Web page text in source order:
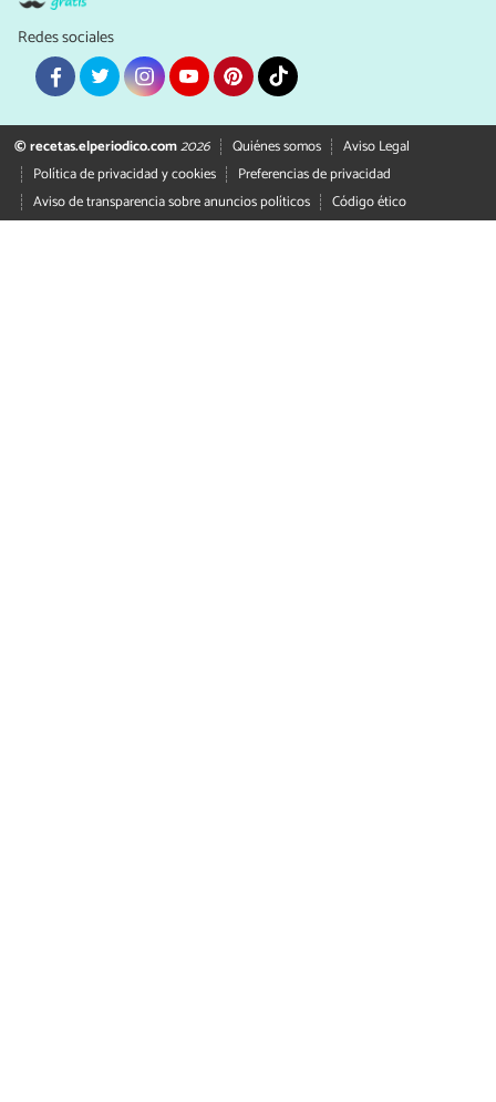
Redes sociales
© recetas.elperiodico.com2026 Quiénes somos
Aviso Legal
Política de privacidad y cookies
Preferencias de privacidad
Aviso de transparencia sobre anuncios políticos
Código ético